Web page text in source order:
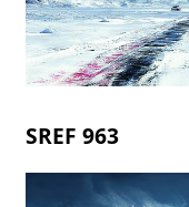
SREF 963